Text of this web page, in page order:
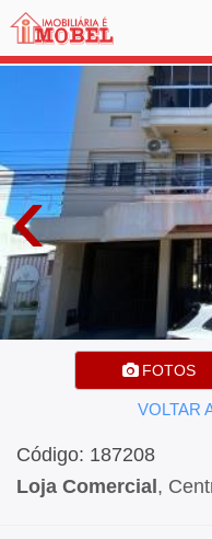
‹
FOTOS
VOLTAR
Código: 187208
Loja Comercial ,